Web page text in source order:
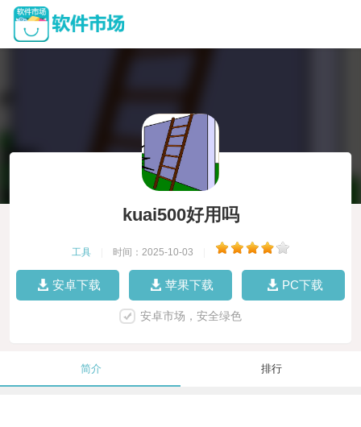
kuai500好用吗
工具 时间：2025-10-03
安卓下载 苹果下载 PC下载
安卓市场，安全绿色
简介 排行